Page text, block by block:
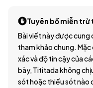
Tuyên bố miễn trừ
Bài viết này được cung
tham khảo chung.
xác và độ tin cậy của
bày, Tititada không
sót hoặc thiếu sót nào